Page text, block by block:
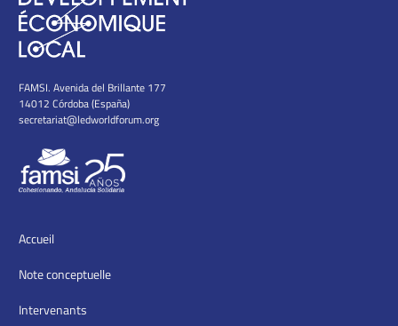
FAMSI. Avenida del Brillante 177
14012 Córdoba (España)
secretariat@ledworldforum.org
Accueil
Note conceptuelle
Intervenants